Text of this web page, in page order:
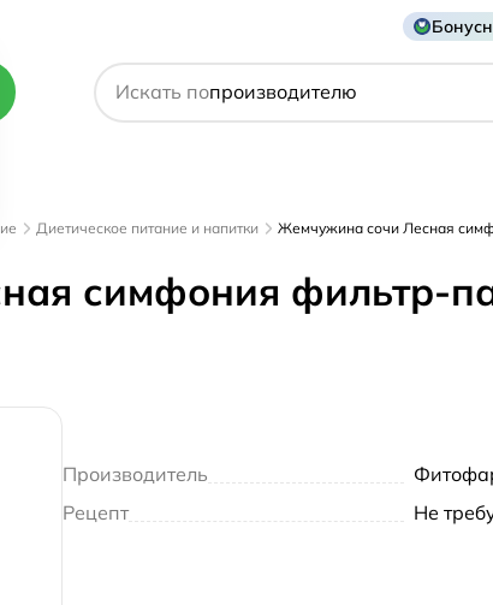
Искать по
действующему веществу
производителю
Диетическое питание и напитки Жемчужина сочи Лесная
симфония фильтр-
Производитель
Рецепт
Не